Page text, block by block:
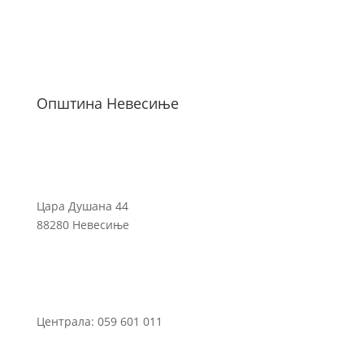
Општина Невесиње
Цара Душана 44
88280 Невесиње
Централа: 059 601 011